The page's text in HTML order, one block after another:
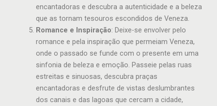
encantadoras e descubra a autenticidade e a beleza
que as tornam tesouros escondidos de Veneza.
Romance e Inspiração: Deixe-se envolver pelo
romance e pela inspiração que permeiam Veneza,
onde o passado se funde com o presente em uma
sinfonia de beleza e emoção. Passeie pelas ruas
estreitas e sinuosas, descubra praças
encantadoras e desfrute de vistas deslumbrantes
dos canais e das lagoas que cercam a cidade,